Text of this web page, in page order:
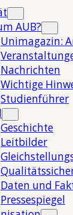
AUB?
Unimagazin:
Nachrichten
Wichtige
Studienführer
Geschichte
Leitbilder
Daten und
Pressespiegel